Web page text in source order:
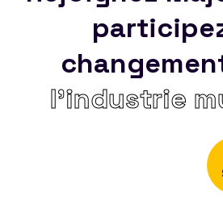
l’industrie